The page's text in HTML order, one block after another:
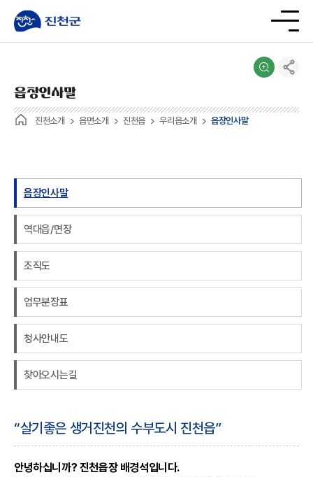
진천소개 읍면소개 진천읍 우리읍소개 읍장인사말
읍장인사말
읍장인사말
역대읍/면장
조직도
업무분장표
청사안내도
찾아오시는길
“살기좋은 생거진천의 수부도시 진천읍”
안녕하십니까? 진천읍장 배경석입니다.